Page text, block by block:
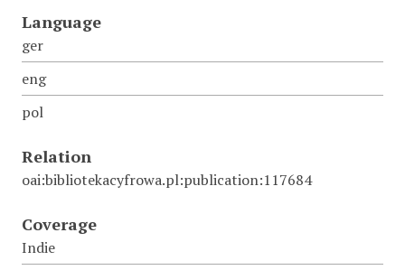
Language
ger
eng
pol
Relation
oai:bibliotekacyfrowa.pl:publication:117684
Coverage
Indie